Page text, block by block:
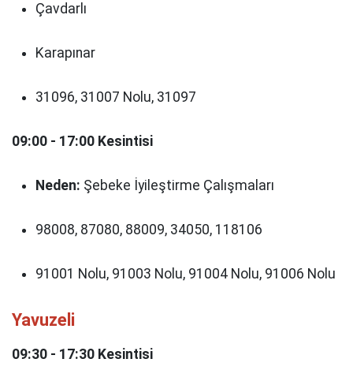
Çavdarlı
Karapınar
31096, 31007 Nolu, 31097
09:00 - 17:00 Kesintisi
Neden: Şebeke İyileştirme Çalışmaları
98008, 87080, 88009, 34050, 118106
91001 Nolu, 91003 Nolu, 91004 Nolu, 91006 Nolu
Yavuzeli
09:30 - 17:30 Kesintisi